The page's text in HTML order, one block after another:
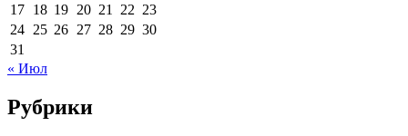
17 18 19 20 21 22 23
24 25 26 27 28 29 30
31
« Июл
Рубрики